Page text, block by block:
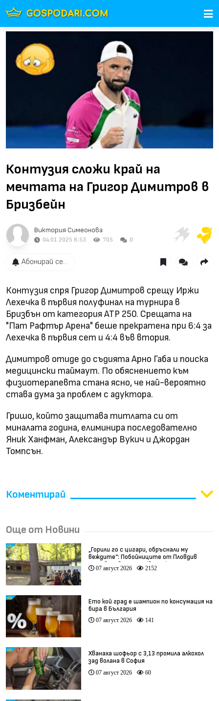
Контузия сложи край на
мечтата на Григор Димитров в
Бризбейн
Виктория Симеонова
04.01.2025 8:53 705 0
Абонирай се...
Контузия спря Григор Димитров срещу Иржи
Лехечка в първия полуфинал на турнира в
Бризбън от категория АТР 250. Срещата на
"Пат Рафтър Арена" беше прекратена при 6:4 за
Лехечка в първия сет и 4:4 във втория.
Димитров отиде до съдията Арно Габа и поиска
медицински таймаут. По обяснението към
физиотерапевта стана ясно, че най-вероятно
става дума за проблем с адуктора.
Гришо, който защитава титлата си от
миналата година, елиминира последователно
Яник Ханфман, Александър Вукич и Джордан
Томпсън.
Коментирай
Още от Новини
„Горили го с цигари, обръснали му
веждите“: Побойниците от Пловдив
остават в ареста (видео)
07 август 2026 2152
Ето кой град е шампион по консумация на
бира в България
07 август 2026 141
Хванаха шофьор с 3,13 промила алкохол
зад волана в София
07 август 2026 60